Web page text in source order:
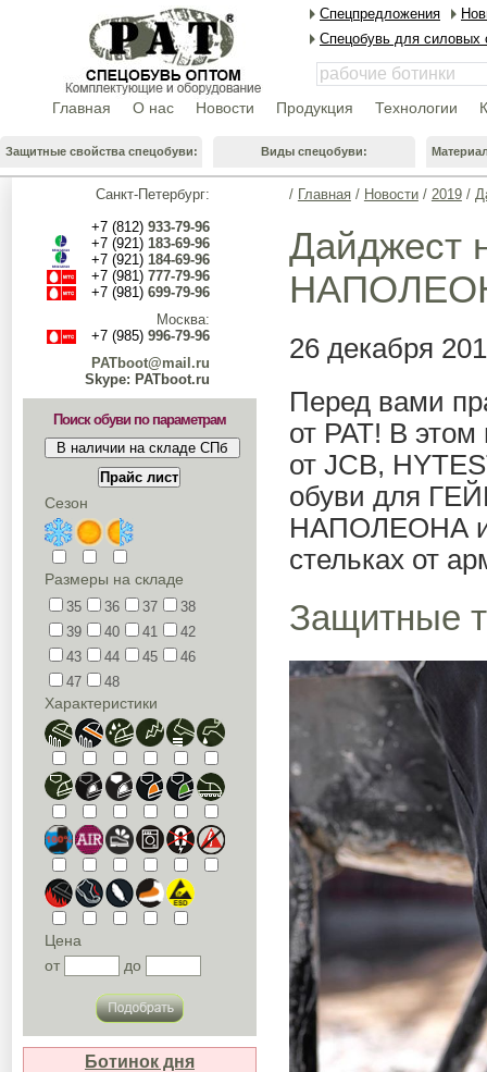
Санкт-Петербург:
+7 (812) 933-79-96
+7 (921) 183-69-96
+7 (921) 184-69-96
+7 (981) 777-79-96
+7 (981) 699-79-96
Москва:
+7 (985) 996-79-96
PATboot@mail.ru
Skype: PATboot.ru
Поиск обуви по параметрам
Сезон
Размеры на складе
35 36 37
38
39
40 41
42
43
44 45
46
47
48
Характеристики
Цена
от
до
Ботинок дня
/ Главная/ Новости/ 2019/
Дайджест
26 декабря
Перед вами
от РАТ! В
от JCB,
обуви для
НАПОЛЕОНА и
стельках от
Защитные
Спецпредложения
Спецобувь для силовых
Главная О нас Новости Продукция Технологии
Защитные свойства спецобуви: Виды спецобуви: